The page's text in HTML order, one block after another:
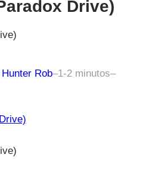
Drive)
Rob–1-2 minutos–